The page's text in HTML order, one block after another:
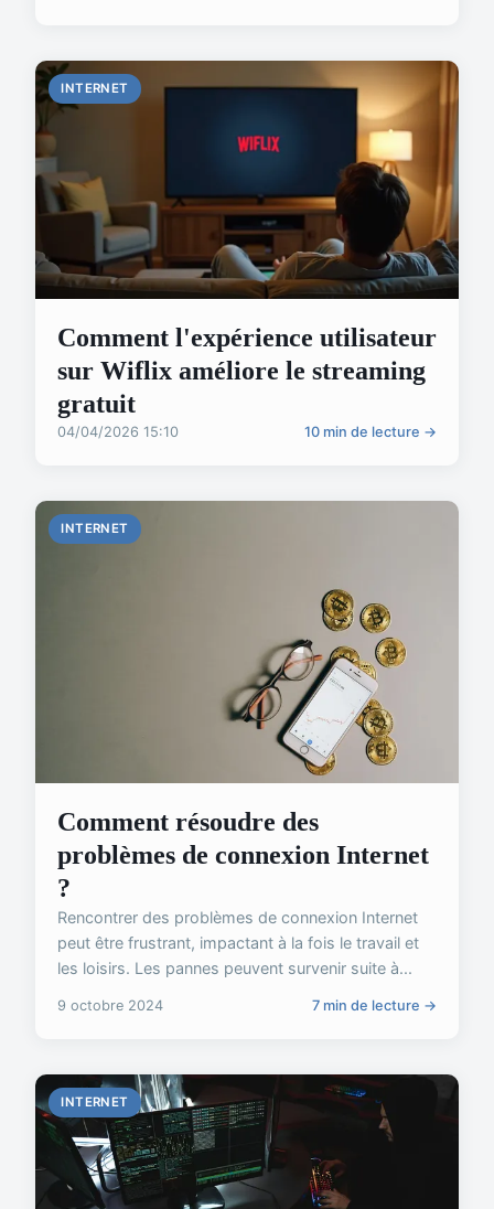
INTERNET
Comment l'expérience utilisateur
sur Wiflix améliore le streaming
gratuit
04/04/2026 15:10 10 min de lecture →
INTERNET
Comment résoudre des
problèmes de connexion Internet
?
Rencontrer des problèmes de connexion Internet
peut être frustrant, impactant à la fois le travail et
les loisirs. Les pannes peuvent survenir suite à...
9 octobre 2024 7 min de lecture →
INTERNET